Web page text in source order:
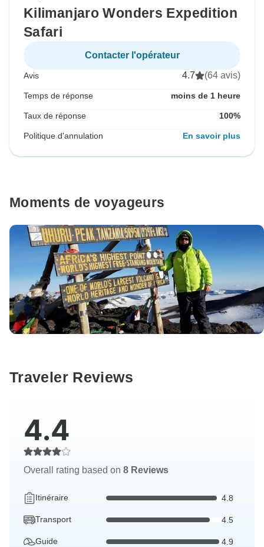
Kilimanjaro Wonders Expedition
Safari
Contacter l'opérateur
Avis 4.7 (64 avis)
Temps de réponse moins de 1 heure
Taux de réponse 100%
Politique d'annulation En savoir plus
Moments de voyageurs
Traveler Reviews
4.4
Overall rating based on 8 Reviews
Itinéraire 4.8
Transport 4.5
Guide 4.9